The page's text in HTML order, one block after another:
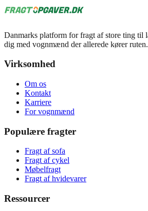
Danmarks platform for fragt af store ting til
dig med vognmænd der allerede kører ruten.
Virksomhed
Om os
Kontakt
Karriere
For vognmænd
Populære fragter
Fragt af sofa
Fragt af cykel
Møbelfragt
Fragt af hvidevarer
Ressourcer